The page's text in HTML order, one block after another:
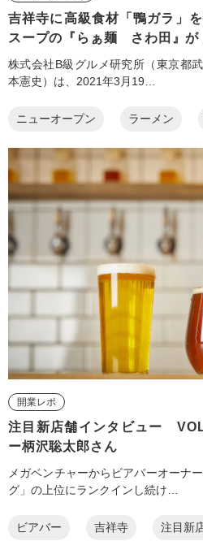
吉祥寺に高級食材「鴨ガラ」
スープの『らぁ麺 さわ田』が
株式会社B級グルメ研究所（東京都
本憲史）は、2021年3月19…
ニューオープン ラーメン
開業レポ
注目新店舗インタビュー
ー柄沢聡太郎さん
メガベンチャーからビアバーオーナ
グ」の上位にランクインし続け…
ビアバー 吉祥寺 注目新